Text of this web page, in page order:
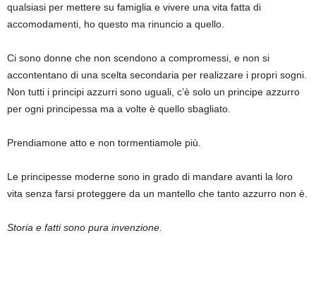
qualsiasi per mettere su famiglia e vivere una vita fatta di
accomodamenti, ho questo ma rinuncio a quello.
Ci sono donne che non scendono a compromessi, e non si
accontentano di una scelta secondaria per realizzare i propri sogni.
Non tutti i principi azzurri sono uguali, c’è solo un principe azzurro
per ogni principessa ma a volte è quello sbagliato.
Prendiamone atto e non tormentiamole più.
Le principesse moderne sono in grado di mandare avanti la loro
vita senza farsi proteggere da un mantello che tanto azzurro non è.
Storia e fatti sono pura invenzione.